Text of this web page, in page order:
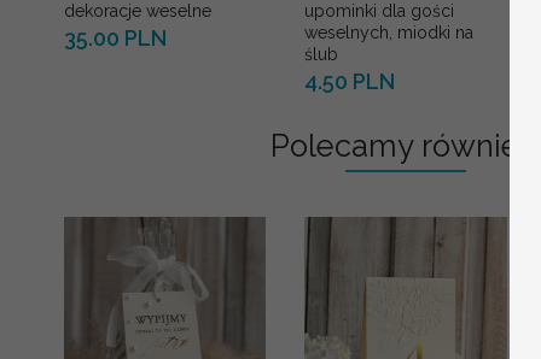
dekoracje weselne
35.00 PLN
upominki dla gości
weselnych, miodki na
ślub
4.50 PLN
Polecamy również: